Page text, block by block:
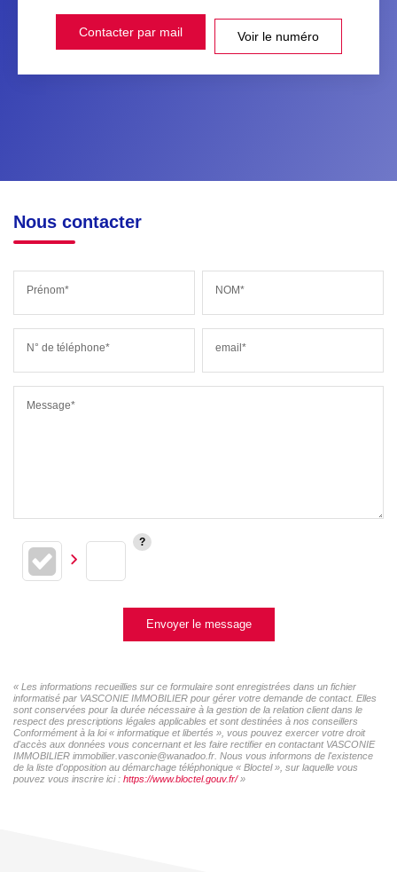
Contacter par mail Voir le numéro
Nous contacter
Prénom* NOM*
N° de téléphone* email*
Message*
Envoyer le message
« Les informations recueillies sur ce formulaire sont enregistrées dans un fichier
informatisé par VASCONIE IMMOBILIER pour gérer votre demande de contact. Elles
sont conservées pour la durée nécessaire à la gestion de la relation client dans le
respect des prescriptions légales applicables et sont destinées à nos conseillers
Conformément à la loi « informatique et libertés », vous pouvez exercer votre droit
d'accès aux données vous concernant et les faire rectifier en contactant VASCONIE
IMMOBILIER immobilier.vasconie@wanadoo.fr. Nous vous informons de l'existence
de la liste d'opposition au démarchage téléphonique « Bloctel », sur laquelle vous
pouvez vous inscrire ici : https://www.bloctel.gouv.fr/»